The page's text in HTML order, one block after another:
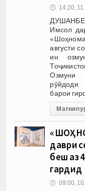
🕔 14:20,
Имсол
августи
ин
Озмуни
барои
Матни
даври
беш аз
гардид
🕔 09:00,